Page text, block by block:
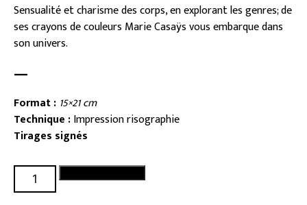
Sensualité et charisme des corps, en explorant les genres; de
ses crayons de couleurs Marie Casaÿs vous embarque dans
son univers.
—
Format : 15×21 cm
Technique :Impression risographie
Tirages signés
quantité
de